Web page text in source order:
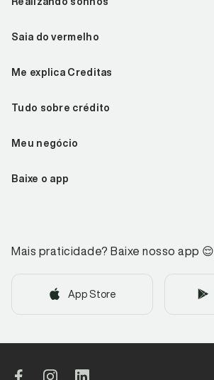
Saia do vermelho
Me explica Creditas
Tudo sobre crédito
Meu negócio
Baixe o app
Mais praticidade? Baixe nosso app 😌
App Store